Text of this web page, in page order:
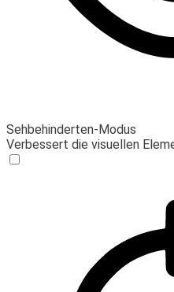
Sehbehinderten-Modus
Verbessert die visuellen